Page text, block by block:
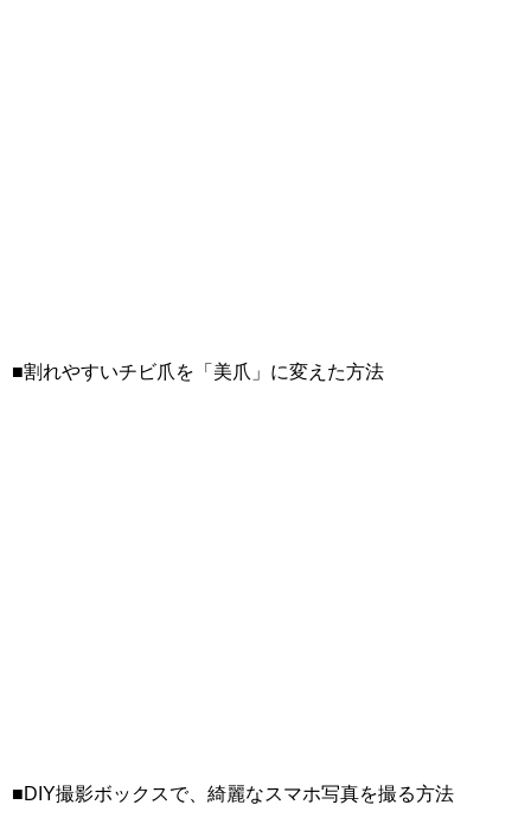
■割れやすいチビ爪を「美爪」に変えた方法
■DIY撮影ボックスで、綺麗なスマホ写真を撮る方法